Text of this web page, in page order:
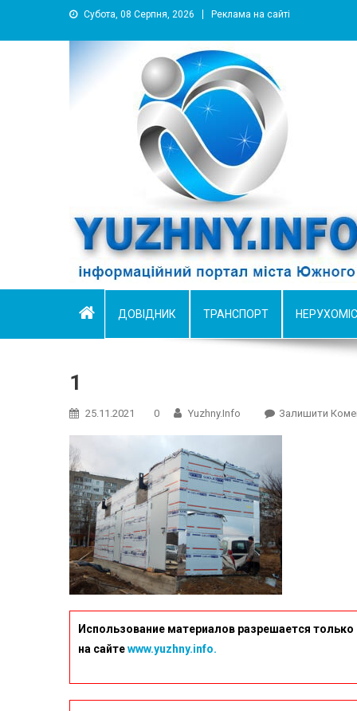
Субота, 08 Серпня, 2026 Реклама на сайті
YUZHNY.INFO
информационный портал города Южный
ДОВІДНИК ТРАНСПОРТ
1
25.11.2021 0 Yuzhny.info Залишити
Использование материалов разрешается
на сайтеwww.yuzhny.info.